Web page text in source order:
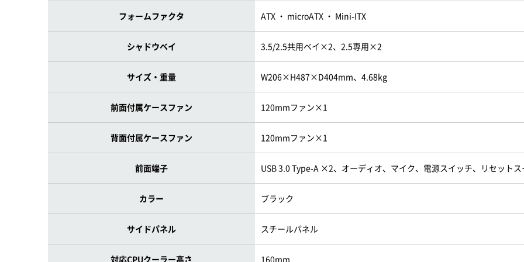
フォームファクタ ATX ・ microATX ・ Mini-ITX
シャドウベイ 3.5/2.5共用ベイ×2、2.5専用×2
サイズ・重量 W206×H487×D404mm、4.68kg
前面付属ケースファン 120mmファン×1
背面付属ケースファン 120mmファン×1
前面端子 USB 3.0 Type-A ×2、オーディオ、マイク、電源スイッチ、リセットス
カラー ブラック
サイドパネル スチールパネル
対応CPUクーラー高さ 160mm